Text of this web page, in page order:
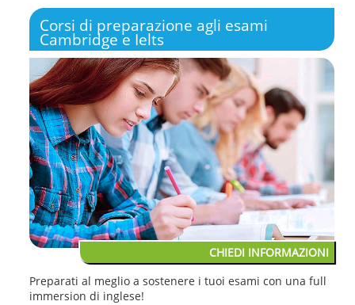
Corsi di preparazione agli esami
Cambridge e Ielts
CHIEDI INFORMAZIONI
Preparati al meglio a sostenere i tuoi esami con una full
immersion di inglese!